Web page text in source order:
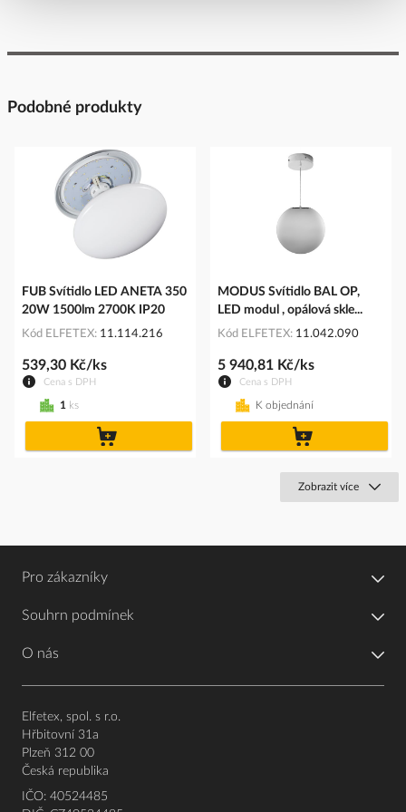
Podobné produkty
FUB Svítidlo LED ANETA 350
20W 1500lm 2700K IP20
Kód ELFETEX 11.114.216
Cena s DPH
539,30 Kč/ks
1 ks
MODUS Svítidlo BAL OP,
LED modul , opálová skle...
Kód ELFETEX 11.042.090
Cena s DPH
5 940,81 Kč/ks
K objednání
Zobrazit více
Pro zákazníky
Souhrn podmínek
O nás
Elfetex, spol. s r.o.
Hřbitovní 31a
Plzeň 312 00
Česká republika
IČO: 40524485